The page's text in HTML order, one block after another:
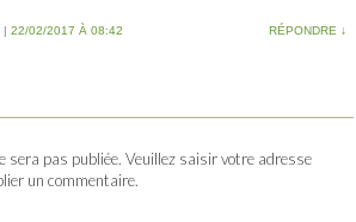
| 22/02/2017 À 08:42 RÉPONDRE ↓
sera pas publiée. Veuillez saisir votre adresse
un commentaire.